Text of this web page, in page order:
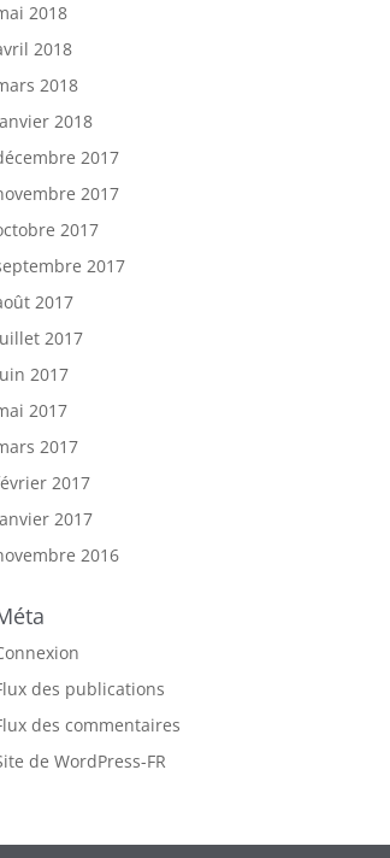
2018
2018
2018
2018
2017
2017
2017
2017
2017
2017
2017
2017
2017
2017
2017
2016
des publications
des commentaires
de WordPress-FR